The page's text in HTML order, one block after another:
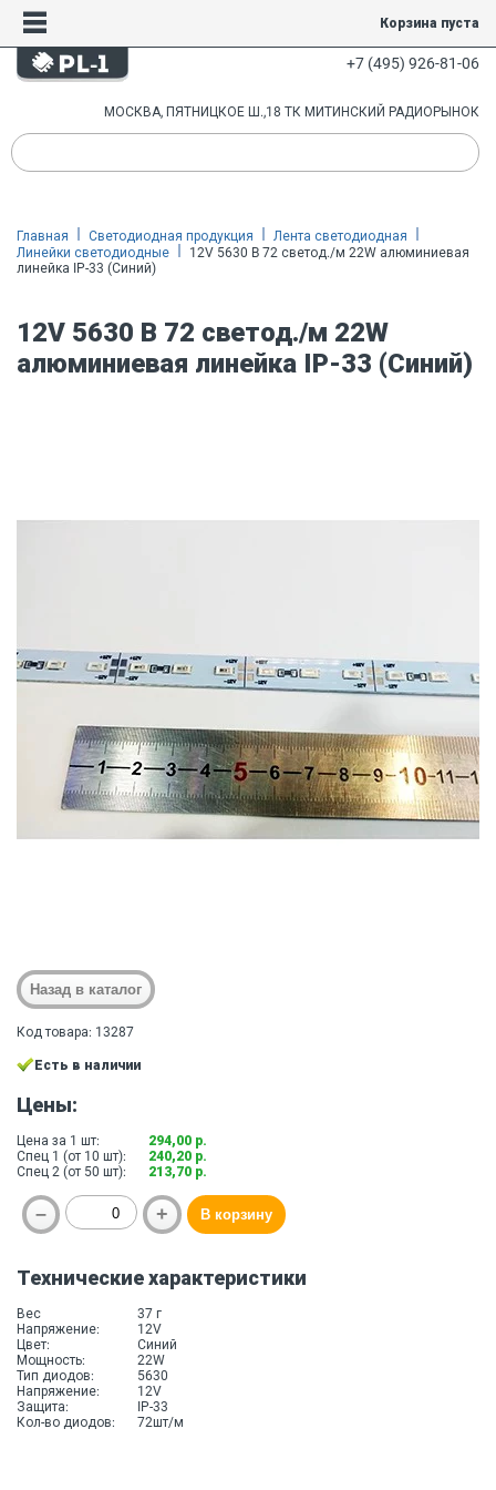
Корзина пуста
+7 (495) 926-81-06
МОСКВА, ПЯТНИЦКОЕ Ш.,18 ТК МИТИНСКИЙ РАДИОРЫНОК
Главная Светодиодная продукция
Лента светодиодная
Линейки светодиодные
12V 5630 B 72 светод./м 22W алюминиевая
линейка IP-33 (Синий)
12V 5630 B 72 светод./м 22W
алюминиевая линейка IP-33 (Синий)
Код товара: 13287
Есть в наличии
Цены:
Цена за 1 шт:
294,00 р.
Спец 1 (от 10 шт):
240,20 р.
Спец 2 (от 50 шт):
213,70 р.
Технические характеристики
Вес
37 г
Напряжение:
12V
Цвет:
Синий
Мощность:
22W
Тип диодов:
5630
Напряжение:
12V
Защита:
IP-33
Кол-во диодов:
72шт/м